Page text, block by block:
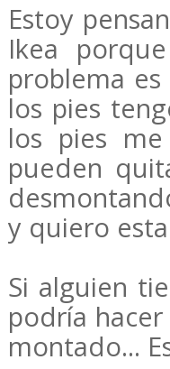
Estoy
Ikea
problema
los pies
los pies
pueden
y quiero
Si alguien
podría
montado...